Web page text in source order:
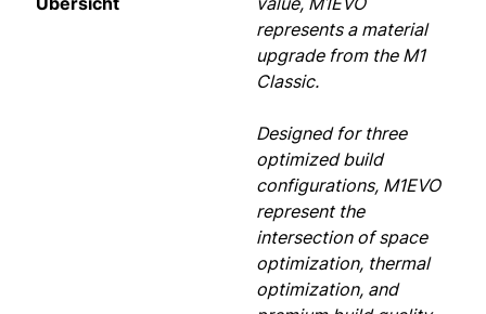
represents a material
upgrade from the M1
Classic.
Designed for three
optimized build
configurations, M1EVO
represent the
intersection of space
optimization, thermal
optimization, and